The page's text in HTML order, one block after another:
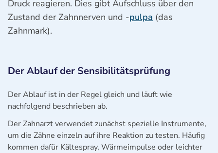
Druck reagieren. Dies gibt Aufschluss über den
Zustand der Zahnnerven und -pulpa (das
Zahnmark).
Der Ablauf der Sensibilitätsprüfung
Der Ablauf ist in der Regel gleich und läuft wie
nachfolgend beschrieben ab.
Der Zahnarzt verwendet zunächst spezielle Instrumente,
um die Zähne einzeln auf ihre Reaktion zu testen. Häufig
kommen dafür Kältespray, Wärmeimpulse oder leichter